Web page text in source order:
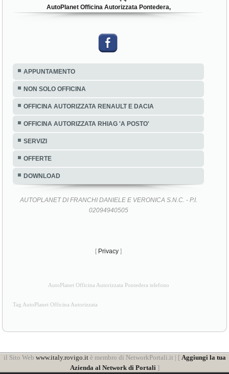
AutoPlanet Officina Autorizzata Pontedera,
APPUNTAMENTO
NON SOLO OFFICINA
OFFICINA AUTORIZZATA RENAULT E DACIA
OFFICINA AUTORIZZATA RHIAG 'A POSTO'
SERVIZI
OFFERTE
DOWNLOAD
AUTOPLANET DI FRANCHI DANIELE E VERONICA S.N.C. - P.I.
02094940505
[ Privacy ]
AutoPlanet Officina Autorizzata Pontedera telefono
Tag AutoPlanet Officina Autorizzata
il Sito Web www.italy.rovigo.itè membro di NetworkPortali.it | [ Aggiungi la tua
Azienda al Network di Portali ]